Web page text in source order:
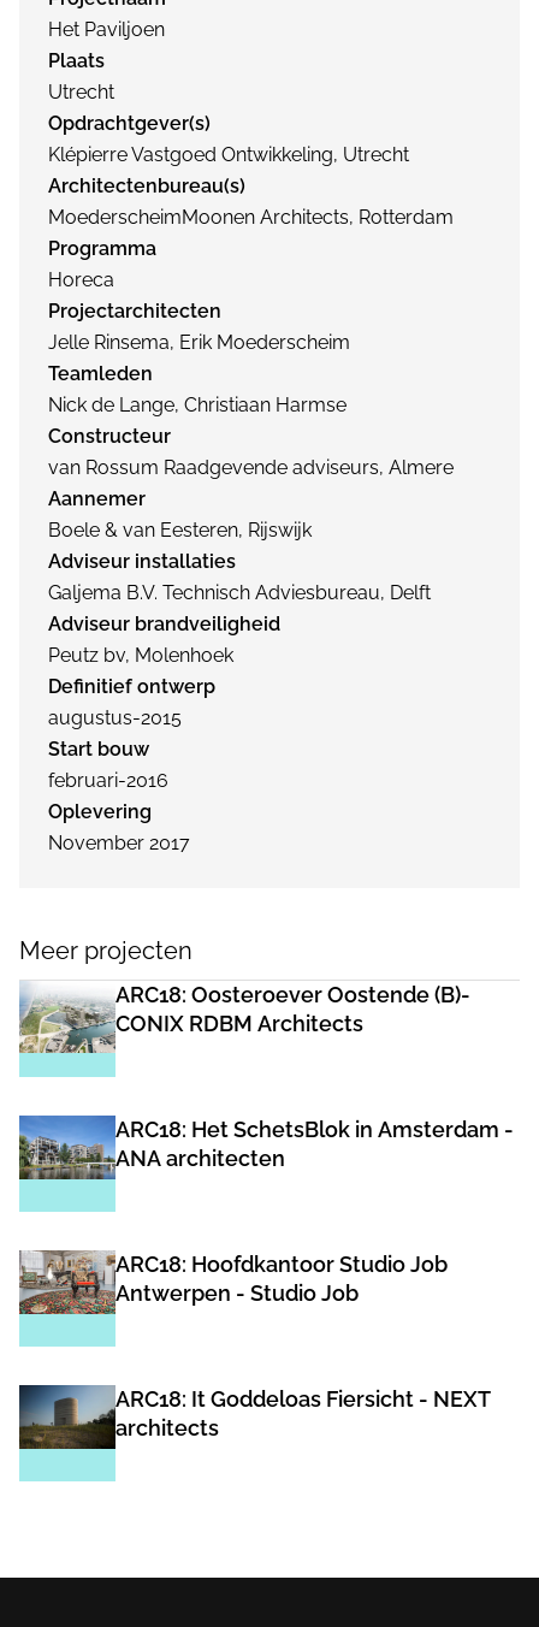
Het Paviljoen
Plaats
Utrecht
Opdrachtgever(s)
Klépierre Vastgoed Ontwikkeling, Utrecht
Architectenbureau(s)
MoederscheimMoonen Architects, Rotterdam
Programma
Horeca
Projectarchitecten
Jelle Rinsema, Erik Moederscheim
Teamleden
Nick de Lange, Christiaan Harmse
Constructeur
van Rossum Raadgevende adviseurs, Almere
Aannemer
Boele & van Eesteren, Rijswijk
Adviseur installaties
Galjema B.V. Technisch Adviesbureau, Delft
Adviseur brandveiligheid
Peutz bv, Molenhoek
Definitief ontwerp
augustus-2015
Start bouw
februari-2016
Oplevering
November 2017
Meer projecten
ARC18: Oosteroever Oostende (B)-
CONIX RDBM Architects
ARC18: Het SchetsBlok in Amsterdam -
ANA architecten
ARC18: Hoofdkantoor Studio Job
Antwerpen - Studio Job
ARC18: It Goddeloas Fiersicht - NEXT
architects